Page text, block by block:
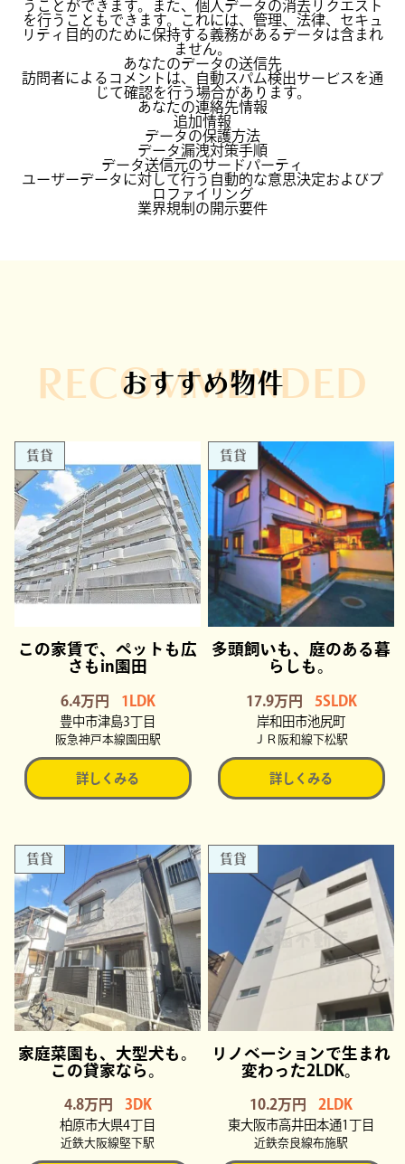
うことができます。また、個人データの消去リクエスト
を行うこともできます。これには、管理、法律、セキュ
リティ目的のために保持する義務があるデータは含まれ
ません。
あなたのデータの送信先
訪問者によるコメントは、自動スパム検出サービスを通
じて確認を行う場合があります。
あなたの連絡先情報
追加情報
データの保護方法
データ漏洩対策手順
データ送信元のサードパーティ
ユーザーデータに対して行う自動的な意思決定およびプ
ロファイリング
業界規制の開示要件
RECOMMENDED
おすすめ物件
賃貸
この家賃で、ペットも広
さもin園田
6.4万円 1LDK
豊中市津島3丁目
阪急神戸本線園田駅
詳しくみる
賃貸
多頭飼いも、庭のある暮
らしも。
17.9万円 5SLDK
岸和田市池尻町
ＪＲ阪和線下松駅
詳しくみる
賃貸
家庭菜園も、大型犬も。
この貸家なら。
4.8万円 3DK
柏原市大県4丁目
近鉄大阪線堅下駅
賃貸
リノベーションで生まれ
変わった2LDK。
10.2万円 2LDK
東大阪市高井田本通1丁目
近鉄奈良線布施駅